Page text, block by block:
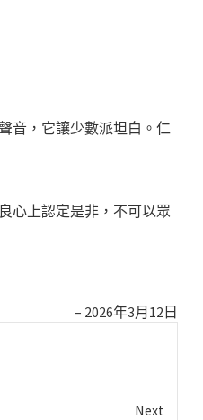
音，它讓少數派坦白。仁
心上認定是非，不可以眾
2026年3月12日
Next